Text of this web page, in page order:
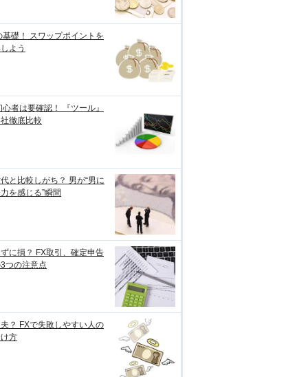
基礎！ スワップポイントを
よう
心者は要確認！ 『ツール』
徹底比較
と比較しがち？ 男が“男に
を感じる”瞬間
に損？ FX取引、確定申告
つの注意点
？ FXで失敗しやすい人の
方